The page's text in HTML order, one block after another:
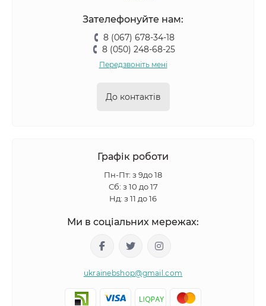
Зателефонуйте нам:
8 (067) 678-34-18
8 (050) 248-68-25
Передзвоніть мені
До контактів
Графік роботи
Пн-Пт: з 9до 18
Сб: з 10 до 17
Нд: з 11 до 16
Ми в соціальних мережах:
ukrainebshop@gmail.com